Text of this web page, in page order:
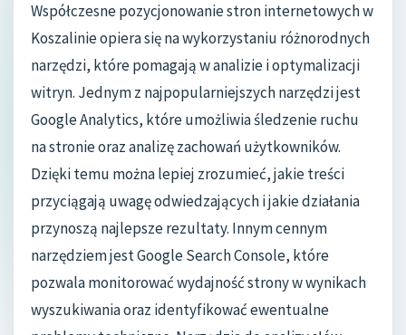
Współczesne pozycjonowanie stron internetowych w
Koszalinie opiera się na wykorzystaniu różnorodnych
narzędzi, które pomagają w analizie i optymalizacji
witryn. Jednym z najpopularniejszych narzędzi jest
Google Analytics, które umożliwia śledzenie ruchu
na stronie oraz analizę zachowań użytkowników.
Dzięki temu można lepiej zrozumieć, jakie treści
przyciągają uwagę odwiedzających i jakie działania
przynoszą najlepsze rezultaty. Innym cennym
narzędziem jest Google Search Console, które
pozwala monitorować wydajność strony w wynikach
wyszukiwania oraz identyfikować ewentualne